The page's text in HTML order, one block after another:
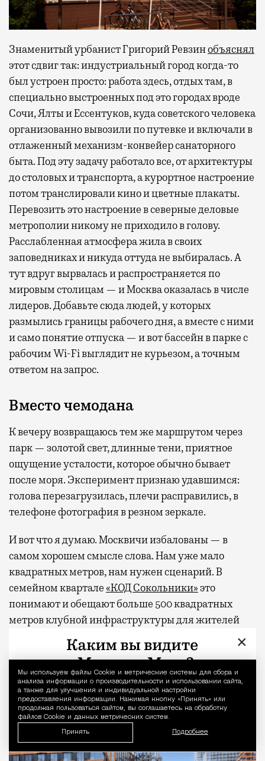
Уведомление
Мы используем файлы Сookie и метрические системы для сбора и
анализа информации о производительности и использовании сайта,
а также для улучшения и индивидуальной настройки
предоставления информации. Нажимая кнопку «Принять» или
продолжая пользоваться сайтом, вы соглашаетесь на обработку
файлов Cookie и данных метрических систем.
Принять Подробнее
Знаменитый урбанист Григорий Ревзинобъяснял
этот сдвиг так: индустриальный город когда-то
был устроен просто: работа здесь, отдых там, в
специально выстроенных под это городах вроде
Сочи, Ялты и Ессентуков, куда советского человека
организованно вывозили по путевке и включали в
отлаженный механизм-конвейер санаторного
быта. Под эту задачу работало все, от архитектуры
до столовых и транспорта, а курортное настроение
потом транслировали кино и цветные плакаты.
Перевозить это настроение в северные деловые
метрополии никому не приходило в голову.
Расслабленная атмосфера жила в своих
заповедниках и никуда оттуда не выбиралась. А
тут вдруг вырвалась и распространяется по
мировым столицам — и Москва оказалась в числе
лидеров. Добавьте сюда людей, у которых
размылись границы рабочего дня, а вместе с ними
и само понятие отпуска — и вот бассейн в парке с
рабочим Wi-Fi выглядит не курьезом, а точным
ответом на запрос.
Вместо чемодана
К вечеру возвращаюсь тем же маршрутом через
парк — золотой свет, длинные тени, приятное
ощущение усталости, которое обычно бывает
после моря. Эксперимент признаю удавшимся:
голова перезагрузилась, плечи расправились, в
телефоне фотография в резном зеркале.
И вот что я думаю. Москвичи избалованы — в
самом хорошем смысле слова. Нам уже мало
квадратных метров, нам нужен сценарий. В
семейном квартале«КОД Сокольники»это
понимают и обещают больше 500 квадратных
метров клубной инфраструктуры для жителей
дома — коворкинг, общественную гостиную,
фитнес-студию, многофункциональное арт-
пространство и двухуровневую «игровую» для
детей. А снаружи, через свой тихий вход, будет
легендарный парк со всем его курортным
хозяйством.
×